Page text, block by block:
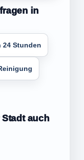
in
24 Stunden
auch